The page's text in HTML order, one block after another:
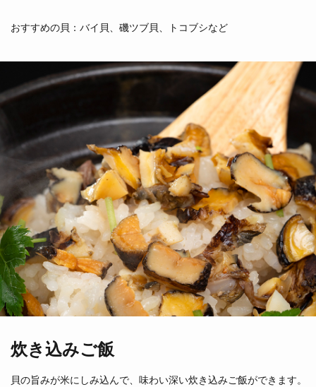
ムール貝
（青森県他）
イガイ
（茨城県）
床伏
とこぶし
（徳島県他）
（愛知県）
おすすめの貝：バイ貝、磯ツブ貝、トコブシなど
炊き込みご飯
貝の旨みが米にしみ込んで、味わい深い炊き込みご飯ができます。